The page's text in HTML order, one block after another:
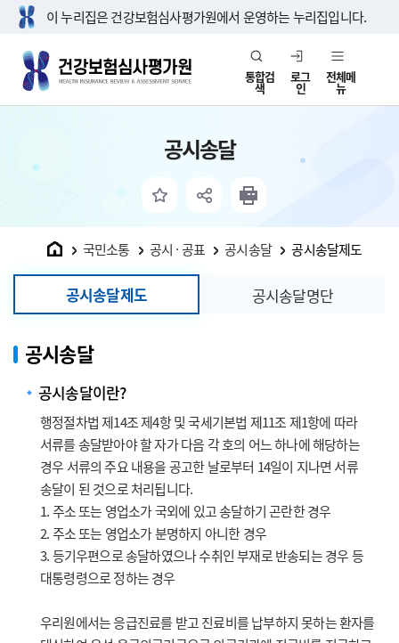
이 누리집은 건강보험심사평가원에서 운영하는 누리집입니다.
통합검
색
로그
인
전체메
뉴
공시송달
홈 국민소통 공시 · 공표 공시송달 공시송달제도
공시송달제도 공시송달명단
공시송달
공시송달이란?
행정절차법 제14조 제4항 및 국세기본법 제11조 제1항에 따라
서류를 송달받아야 할 자가 다음 각 호의 어느 하나에 해당하는
경우 서류의 주요 내용을 공고한 날로부터 14일이 지나면 서류
송달이 된 것으로 처리됩니다.
1. 주소 또는 영업소가 국외에 있고 송달하기 곤란한 경우
2. 주소 또는 영업소가 분명하지 아니한 경우
3. 등기우편으로 송달하였으나 수취인 부재로 반송되는 경우 등
대통령령으로 정하는 경우
우리원에서는 응급진료를 받고 진료비를 납부하지 못하는 환자를